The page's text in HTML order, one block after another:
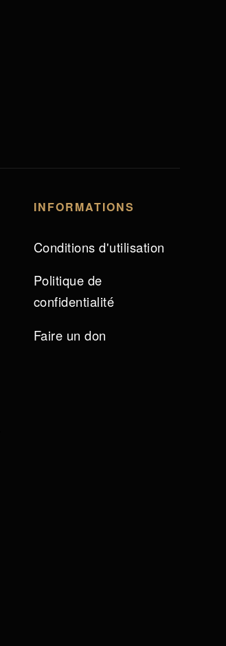
INFORMATIONS
Conditions d'utilisation
Politique de
confidentialité
Faire un don